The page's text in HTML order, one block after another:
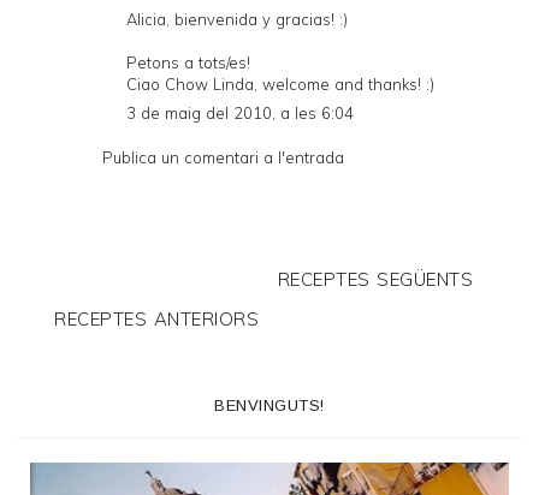
Alicia, bienvenida y gracias! :)
Petons a tots/es!
Ciao Chow Linda, welcome and thanks! :)
3 de maig del 2010, a les 6:04
Publica un comentari a l'entrada
RECEPTES SEGÜENTS
RECEPTES ANTERIORS
BENVINGUTS!